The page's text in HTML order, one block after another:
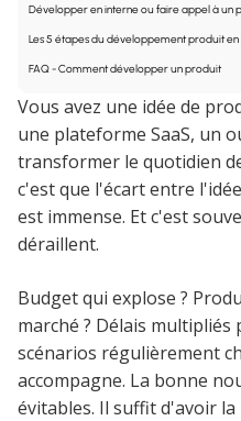
Développer en interne ou faire appel à un
Les 5 étapes du développement produit
FAQ - Comment développer un produit
Prêt à développer votre produit ?
Vous avez une idée de
une plateforme SaaS, un
transformer le quotidien
c'est que l'écart entre
est immense. Et c'est
déraillent.
Budget qui explose ?
marché ? Délais multipliés
scénarios régulièrement
accompagne. La bonne
évitables. Il suffit d'avoir